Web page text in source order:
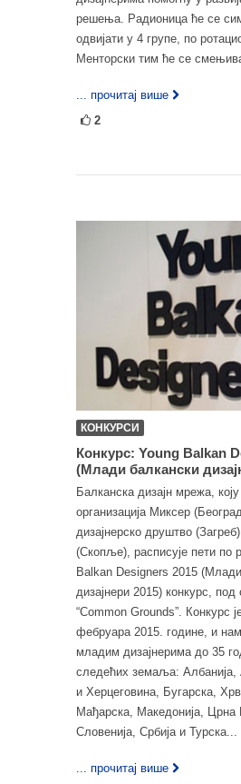
решења. Радионица ће се
одвијати у 4 групе, по
Менторски тим ће се
... прочитај више
2
КОНКУРСИ
Конкурс: Young Balkan
(Млади балкански
Балканска дизајн мрежа,
организација Миксер
дизајнерско друштво
(Скопље), расписује пети по
Balkan Designers 2015
дизајнери 2015) конкурс, под
“Common Grounds”. Конкурс
фебруара 2015. године, и
младим дизајнерима до 35
следећих земаља: Албанија,
и Херцеговина, Бугарска,
Мађарска, Македонија, Црна
Словенија, Србија и Турска...
... прочитај више